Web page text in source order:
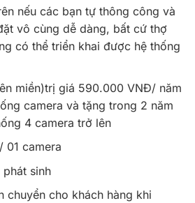
nếu các bạn tự thông công và
vô cùng dễ dàng, bất cứ thợ
có thể triển khai được hệ thống
miền)trị giá 590.000 VNĐ/ năm
camera và tặng trong 2 năm
4 camera trở lên
01 camera
sinh
chuyển cho khách hàng khi